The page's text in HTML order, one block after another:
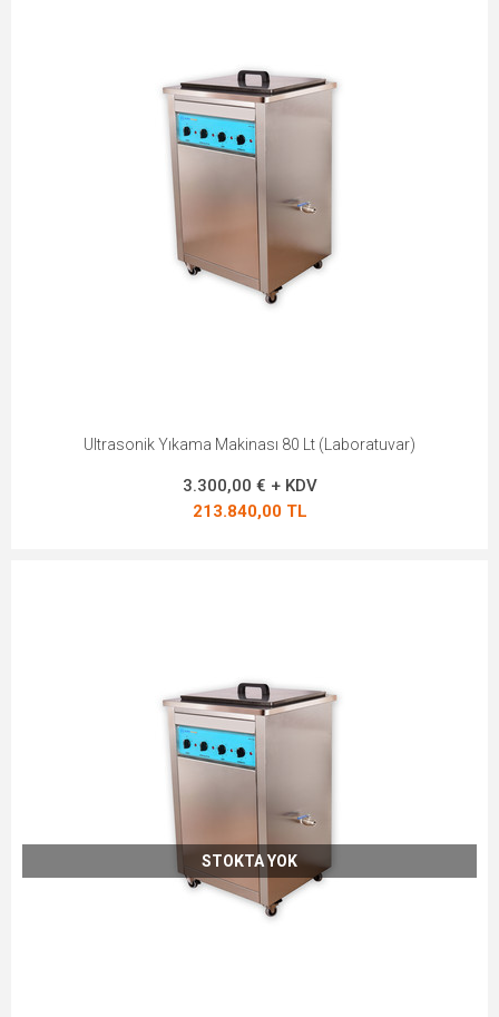
Ultrasonik Yıkama Makinası 80 Lt (Laboratuvar)
3.300,00 € + KDV
213.840,00 TL
STOKTA YOK